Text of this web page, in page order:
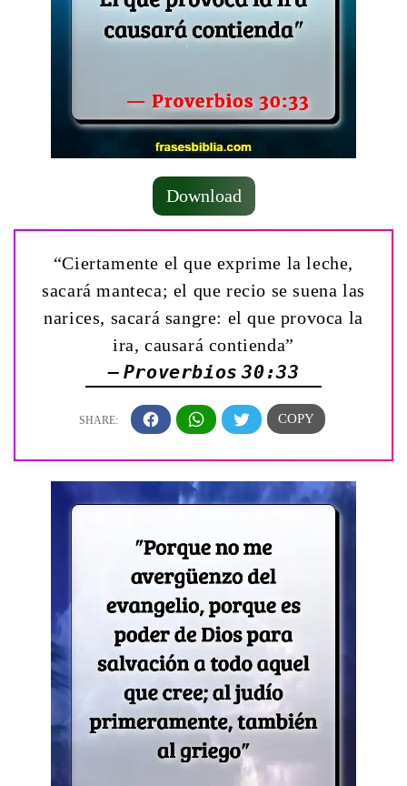
Download
“Ciertamente el que exprime la leche,
sacará manteca; el que recio se suena las
narices, sacará sangre: el que provoca la
ira, causará contienda”
— Proverbios 30:33